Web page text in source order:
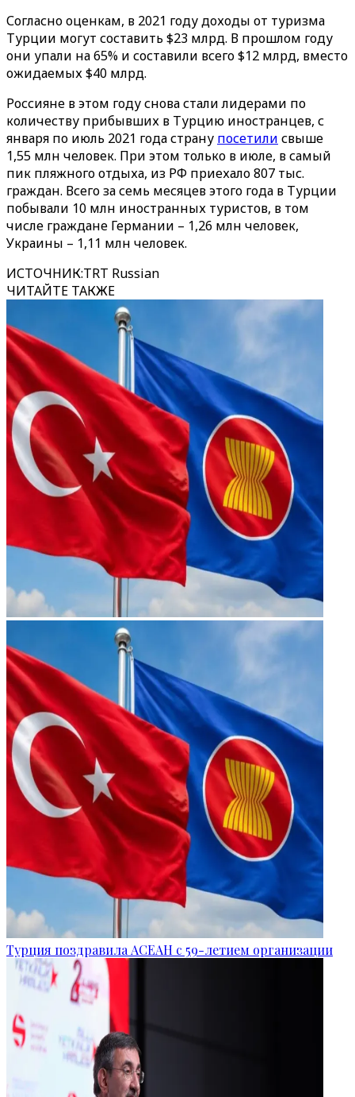
Согласно оценкам, в 2021 году доходы от туризма
Турции могут составить $23 млрд. В прошлом году
они упали на 65% и составили всего $12 млрд, вместо
ожидаемых $40 млрд.
Россияне в этом году снова стали лидерами по
количеству прибывших в Турцию иностранцев, с
января по июль 2021 года страну посетили свыше
1,55 млн человек. При этом только в июле, в самый
пик пляжного отдыха, из РФ приехало 807 тыс.
граждан. Всего за семь месяцев этого года в Турции
побывали 10 млн иностранных туристов, в том
числе граждане Германии – 1,26 млн человек,
Украины – 1,11 млн человек.
ИСТОЧНИК:TRT Russian
ЧИТАЙТЕ ТАКЖЕ
Турция поздравила АСЕАН с 59-летием организации